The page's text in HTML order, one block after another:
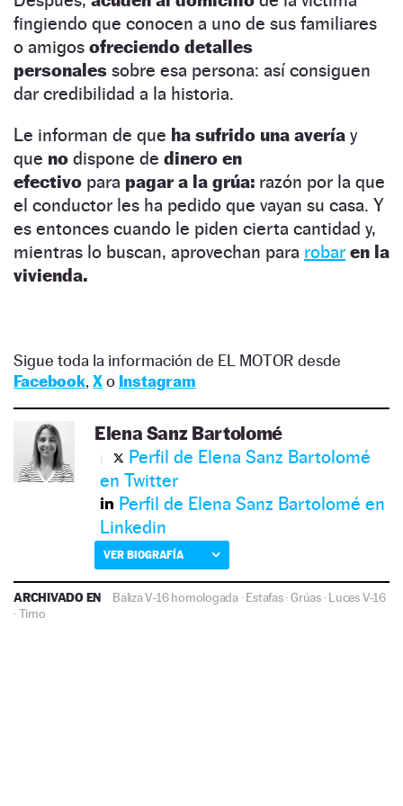
fingiendo que conocen a uno de sus familiares
o amigos ofreciendo detalles
personales sobre esa persona: así consiguen
dar credibilidad a la historia.
Le informan de que ha sufrido una avería y
que no dispone de dinero en
efectivo para pagar a la grúa: razón por la que
el conductor les ha pedido que vayan su casa. Y
es entonces cuando le piden cierta cantidad y,
mientras lo buscan, aprovechan para robar en la
vivienda.
Sigue toda la información de EL MOTOR desde
Facebook, Xo Instagram
Elena Sanz Bartolomé
Perfil de Elena Sanz Bartolomé
en Twitter
Perfil de Elena Sanz Bartolomé en
Linkedin
VER BIOGRAFÍA
ARCHIVADO EN Baliza V-16 homologada·Estafas·Grúas·Luces V-16
·Timo